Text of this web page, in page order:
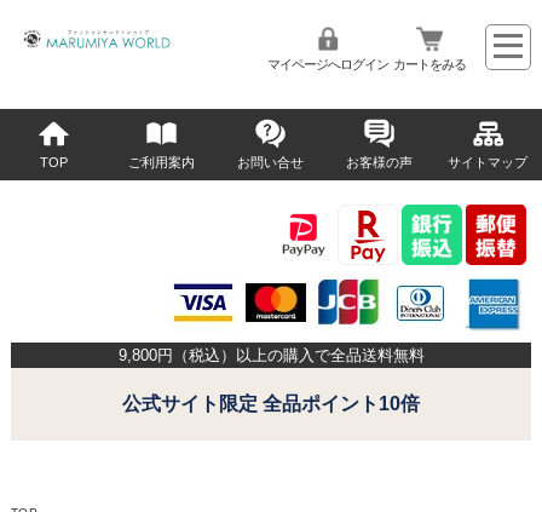
マイページへログイン カートをみる
TOP ご利用案内 お問い合せ お客様の声 サイトマップ
9,800円（税込）以上の購入で全品送料無料
公式サイト限定 全品ポイント10倍